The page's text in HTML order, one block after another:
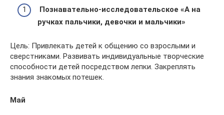
Познавательно-исследовательское «А на
ручках пальчики, девочки и мальчики»
Цель: Привлекать детей к общению со взрослыми и
сверстниками. Развивать индивидуальные творческие
способности детей посредством лепки. Закреплять
знания знакомых потешек.
Май